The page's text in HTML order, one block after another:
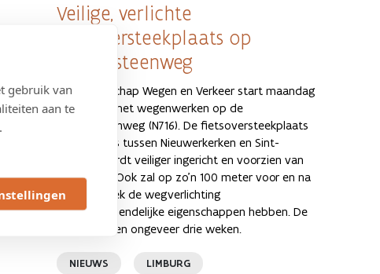
gebruik van
aan te
Veilige, verlichte
fietsoversteekplaats op
Diestersteenweg
Het Agentschap Wegen en Verkeer start maandag
1 juli 2024 met wegenwerken op de
Diestersteenweg (N716). De fietsoversteekplaats
op de grens tussen Nieuwerkerken en Sint-
Truiden wordt veiliger ingericht en voorzien van
verlichting. Ook zal op zo’n 100 meter voor en na
de oversteek de wegverlichting
vleermuisvriendelijke eigenschappen hebben. De
werken duren ongeveer drie weken.
NIEUWS LIMBURG